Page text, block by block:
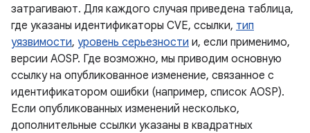
затрагивают. Для каждого случая приведена таблица,
где указаны идентификаторы CVE, ссылки, тип
уязвимости, уровень серьезности и, если применимо,
версии AOSP. Где возможно, мы приводим основную
ссылку на опубликованное изменение, связанное с
идентификатором ошибки (например, список AOSP).
Если опубликованных изменений несколько,
дополнительные ссылки указаны в квадратных